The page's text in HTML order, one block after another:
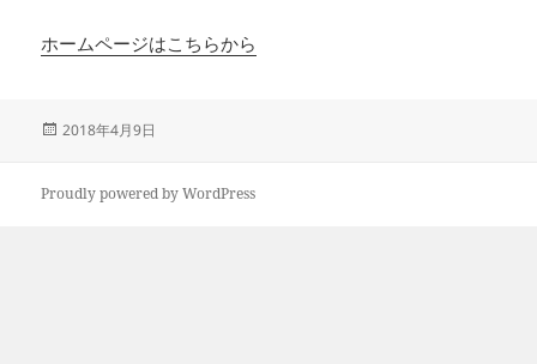
ホームページはこちらから
投
2018年4月9日
Proudly powered by WordPress